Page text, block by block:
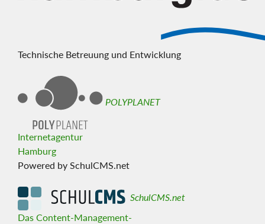
Technische Betreuung und Entwicklung
POLYPLANET
Internetagentur
Hamburg
Powered by SchulCMS.net
SchulCMS.net
Das Content-Management-